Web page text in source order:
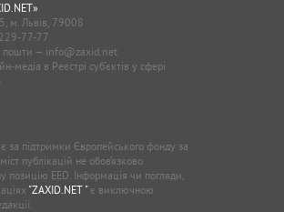
м. Львів, 79008
77-77
пошти — info@zaxid.net
медіа в Реєстрі суб'єктів у сфері
за підтримки Європейського фонду за
публікацій не обов’язково
позицію EED. Інформація чи погляди,
"ZAXID.NET "є виключною